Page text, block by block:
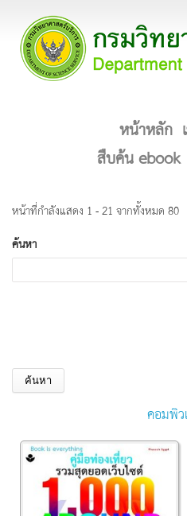
หน้าหลัก
สืบค้น ebook
หน้าที่กำลังแสดง 1 - 21 จากทั้งหมด 80
ค้นหา
คอมพิว